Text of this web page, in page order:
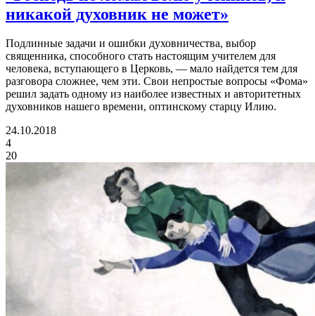
никакой духовник не может»
Подлинные задачи и ошибки духовничества, выбор
священника, способного стать настоящим учителем для
человека, вступающего в Церковь, — мало найдется тем для
разговора сложнее, чем эти. Свои непростые вопросы «Фома»
решил задать одному из наиболее известных и авторитетных
духовников нашего времени, оптинскому старцу Илию.
24.10.2018
4
20